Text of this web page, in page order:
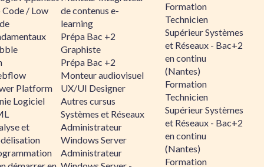
/ Low
Platform
Logiciel
et
de contenus e-
learning
Prépa Bac +2
Graphiste
Prépa Bac +2
Monteur audiovisuel
UX/UI Designer
Autres cursus
Systèmes et Réseaux
Administrateur
Windows Server
Administrateur
Formation
Technicien
Supérieur Systèmes
et Réseaux - Bac+2
en continu
(Nantes)
Formation
Technicien
Supérieur Systèmes
et Réseaux - Bac+2
en continu
(Nantes)
Formation